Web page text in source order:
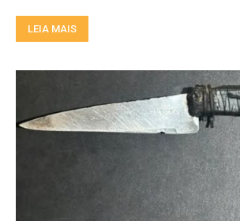
LEIA MAIS